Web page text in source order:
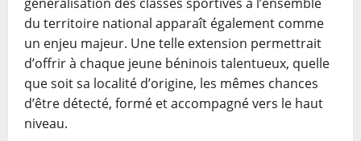
du territoire national apparaît également comme
un enjeu majeur. Une telle extension permettrait
d’offrir à chaque jeune béninois talentueux, quelle
que soit sa localité d’origine, les mêmes chances
d’être détecté, formé et accompagné vers le haut
niveau.